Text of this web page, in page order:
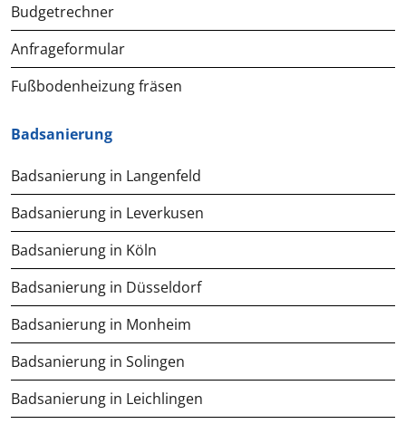
Budgetrechner
Anfrageformular
Fußbodenheizung fräsen
Badsanierung
Badsanierung in Langenfeld
Badsanierung in Leverkusen
Badsanierung in Köln
Badsanierung in Düsseldorf
Badsanierung in Monheim
Badsanierung in Solingen
Badsanierung in Leichlingen